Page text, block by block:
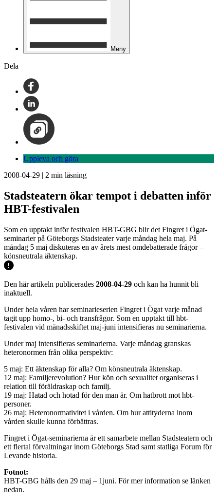
Meny
Dela
Uppleva och göra
2008-04-29 | 2 min läsning
Stadsteatern ökar tempot i debatten inför
HBT-festivalen
Som en upptakt inför festivalen HBT-GBG blir det Fingret i Ögat-
seminarier på Göteborgs Stadsteater varje måndag hela maj. På
måndag 5 maj diskuteras en av årets mest omdebatterade frågor –
könsneutrala äktenskap.
Den här artikeln publicerades 2008-04-29 och kan ha hunnit bli
inaktuell.
Under hela våren har seminarieserien Fingret i Ögat varje månad
tagit upp homo-, bi- och transfrågor. Som en upptakt till hbt-
festivalen vid månadsskiftet maj-juni intensifieras nu seminarierna.
Under maj intensifieras seminarierna. Varje måndag granskas
heteronormen från olika perspektiv:
5 maj: Ett äktenskap för alla? Om könsneutrala äktenskap.
12 maj: Familjerevolution? Hur kön och sexualitet organiseras i
relation till föräldraskap och familj.
19 maj: Hatad och hotad för den man är. Om hatbrott mot hbt-
personer.
26 maj: Heteronormativitet i vården. Om hur attityderna inom
vården skulle kunna förbättras.
Fingret i Ögat-seminarierna är ett samarbete mellan Stadsteatern och
ett flertal förvaltningar inom Göteborgs Stad samt statliga Forum för
Levande historia.
Fotnot:
HBT-GBG hålls den 29 maj – 1juni. För mer information se länken
nedan.